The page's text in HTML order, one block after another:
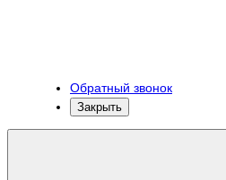
Обратный звонок
Закрыть